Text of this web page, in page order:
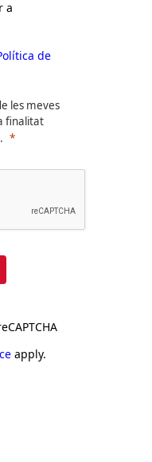
a
de
les meves
finalitat
apply.